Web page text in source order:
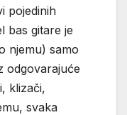
pojedinih
bas gitare je
njemu) samo
odgovarajuće
klizači,
svaka